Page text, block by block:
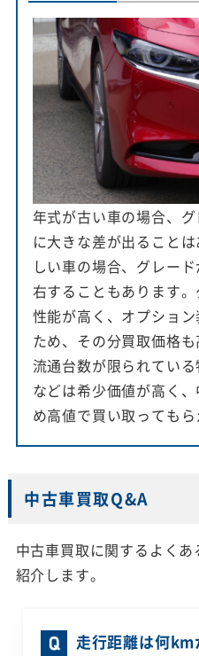
年式が古い車の場合、
に大きな差が出ること
しい車の場合、グレー
右することもあります
性能が高く、オプショ
ため、その分買取価格も
流通台数が限られてい
などは希少価値が高く
め高値で買い取ってもら
中古車買取Q&A
中古車買取に関するよく
紹介します。
走行距離は何km